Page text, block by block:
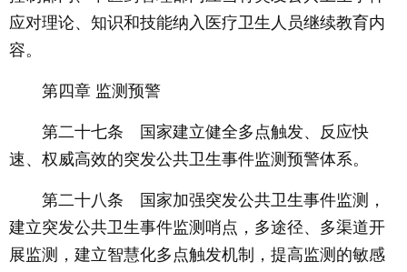
应对理论、知识和技能纳入医疗卫生人员继续教育内
容。
第四章 监测预警
第二十七条 国家建立健全多点触发、反应快
速、权威高效的突发公共卫生事件监测预警体系。
第二十八条 国家加强突发公共卫生事件监测，
建立突发公共卫生事件监测哨点，多途径、多渠道开
展监测，建立智慧化多点触发机制，提高监测的敏感